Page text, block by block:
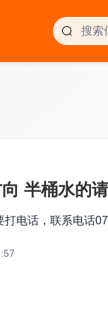
半桶水的
电话，联系电话